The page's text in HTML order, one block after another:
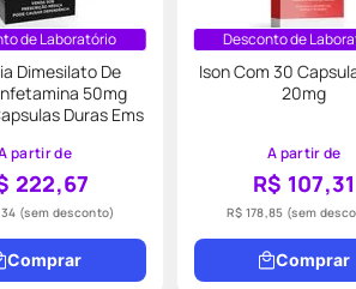
de Laboratório
Dimesilato De
50mg
Duras Ems
partir de
222,67
(sem desconto)
Comprar
Desconto de
Ison Com 30
20mg
A partir de
R$ 107,31
R$ 178,85 (sem
Comprar